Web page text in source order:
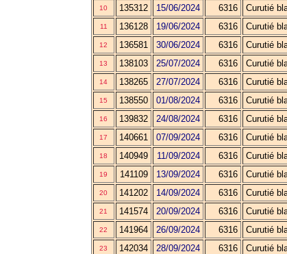
10 135312 15/06/2024 6316 Curutié
11 136128 19/06/2024 6316 Curutié
12 136581 30/06/2024 6316 Curutié
13 138103 25/07/2024 6316 Curutié
14 138265 27/07/2024 6316 Curutié
15 138550 01/08/2024 6316 Curutié
16 139832 24/08/2024 6316 Curutié
17 140661 07/09/2024 6316 Curutié
18 140949 11/09/2024 6316 Curutié
19 141109 13/09/2024 6316 Curutié
20 141202 14/09/2024 6316 Curutié
21 141574 20/09/2024 6316 Curutié
22 141964 26/09/2024 6316 Curutié
23 142034 28/09/2024 6316 Curutié